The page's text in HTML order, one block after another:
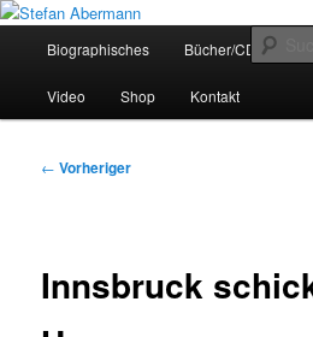
Zum
springenStefan Abermann
Poetry Slam, Workshops und
Biographisches Bücher/CDs
Video Shop Kontakt
Beitragsnavigation
← Vorheriger
Innsbruck